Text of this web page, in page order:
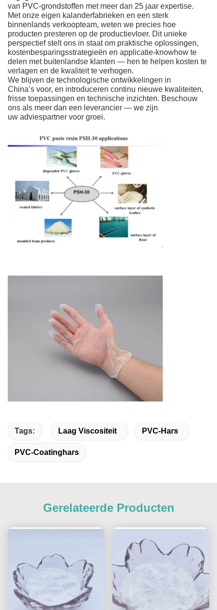
van PVC-grondstoffen met meer dan 25 jaar expertise.
Met onze eigen kalanderfabrieken en een sterk
binnenlands verkoopteam, weten we precies hoe
producten presteren op de productievloer. Dit unieke
perspectief stelt ons in staat om praktische oplossingen,
kostenbesparingsstrategieën en applicatie-knowhow te
delen met buitenlandse klanten — hen te helpen kosten te
verlagen en de kwaliteit te verhogen.
We blijven de technologische ontwikkelingen in
China’s voor, en introduceren continu nieuwe kwaliteiten,
frisse toepassingen en technische inzichten. Beschouw
ons als meer dan een leverancier — we zijn
uw adviespartner voor groei.
Tags: Laag Viscositeit PVC-Hars
PVC-Coatinghars
Gerelateerde Producten